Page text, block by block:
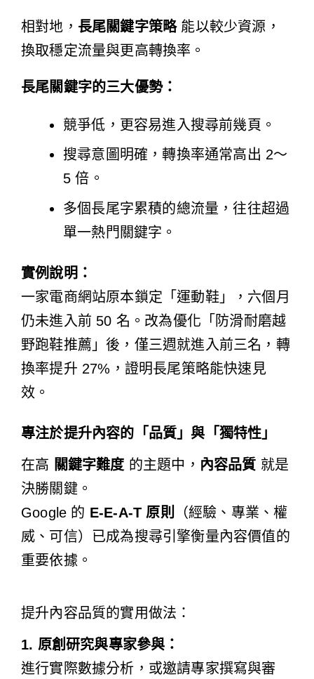
相對地， 長尾關鍵字策略能以較少資源，
換取穩定流量與更高轉換率。
長尾關鍵字的三大優勢：
競爭低，更容易進入搜尋前幾頁。
搜尋意圖明確，轉換率通常高出 2～
5 倍。
多個長尾字累積的總流量，往往超過
單一熱門關鍵字。
實例說明：
一家電商網站原本鎖定「運動鞋」，六個月
仍未進入前 50 名。改為優化「防滑耐磨越
野跑鞋推薦」後，僅三週就進入前三名，轉
換率提升 27%，證明長尾策略能快速見
效。
專注於提升內容的「品質」與「獨特性」
在高 關鍵字難度 的主題中， 內容品質 就是
決勝關鍵。
Google 的 E-E-A-T 原則
（經驗、專業、權
威、可信）已成為搜尋引擎衡量內容價值的
重要依據。
提升內容品質的實用做法：
1. 原創研究與專家參與：
進行實際數據分析，或邀請專家撰寫與審